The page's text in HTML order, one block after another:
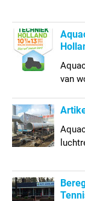
van